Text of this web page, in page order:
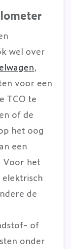
wel over
,
voor een
TCO te
of de
het oog
een
Voor het
de
of
onder